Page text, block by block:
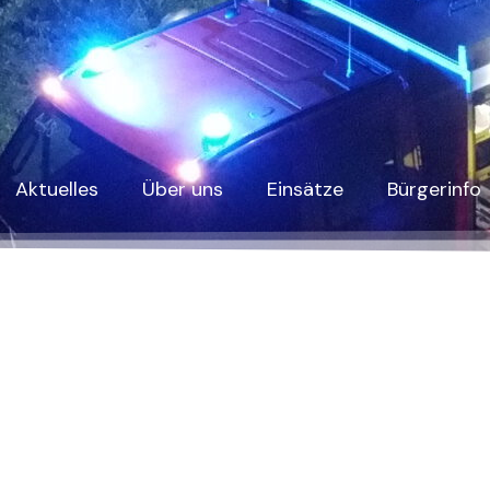
Aktuelles Über uns Einsätze Bürgerinfo